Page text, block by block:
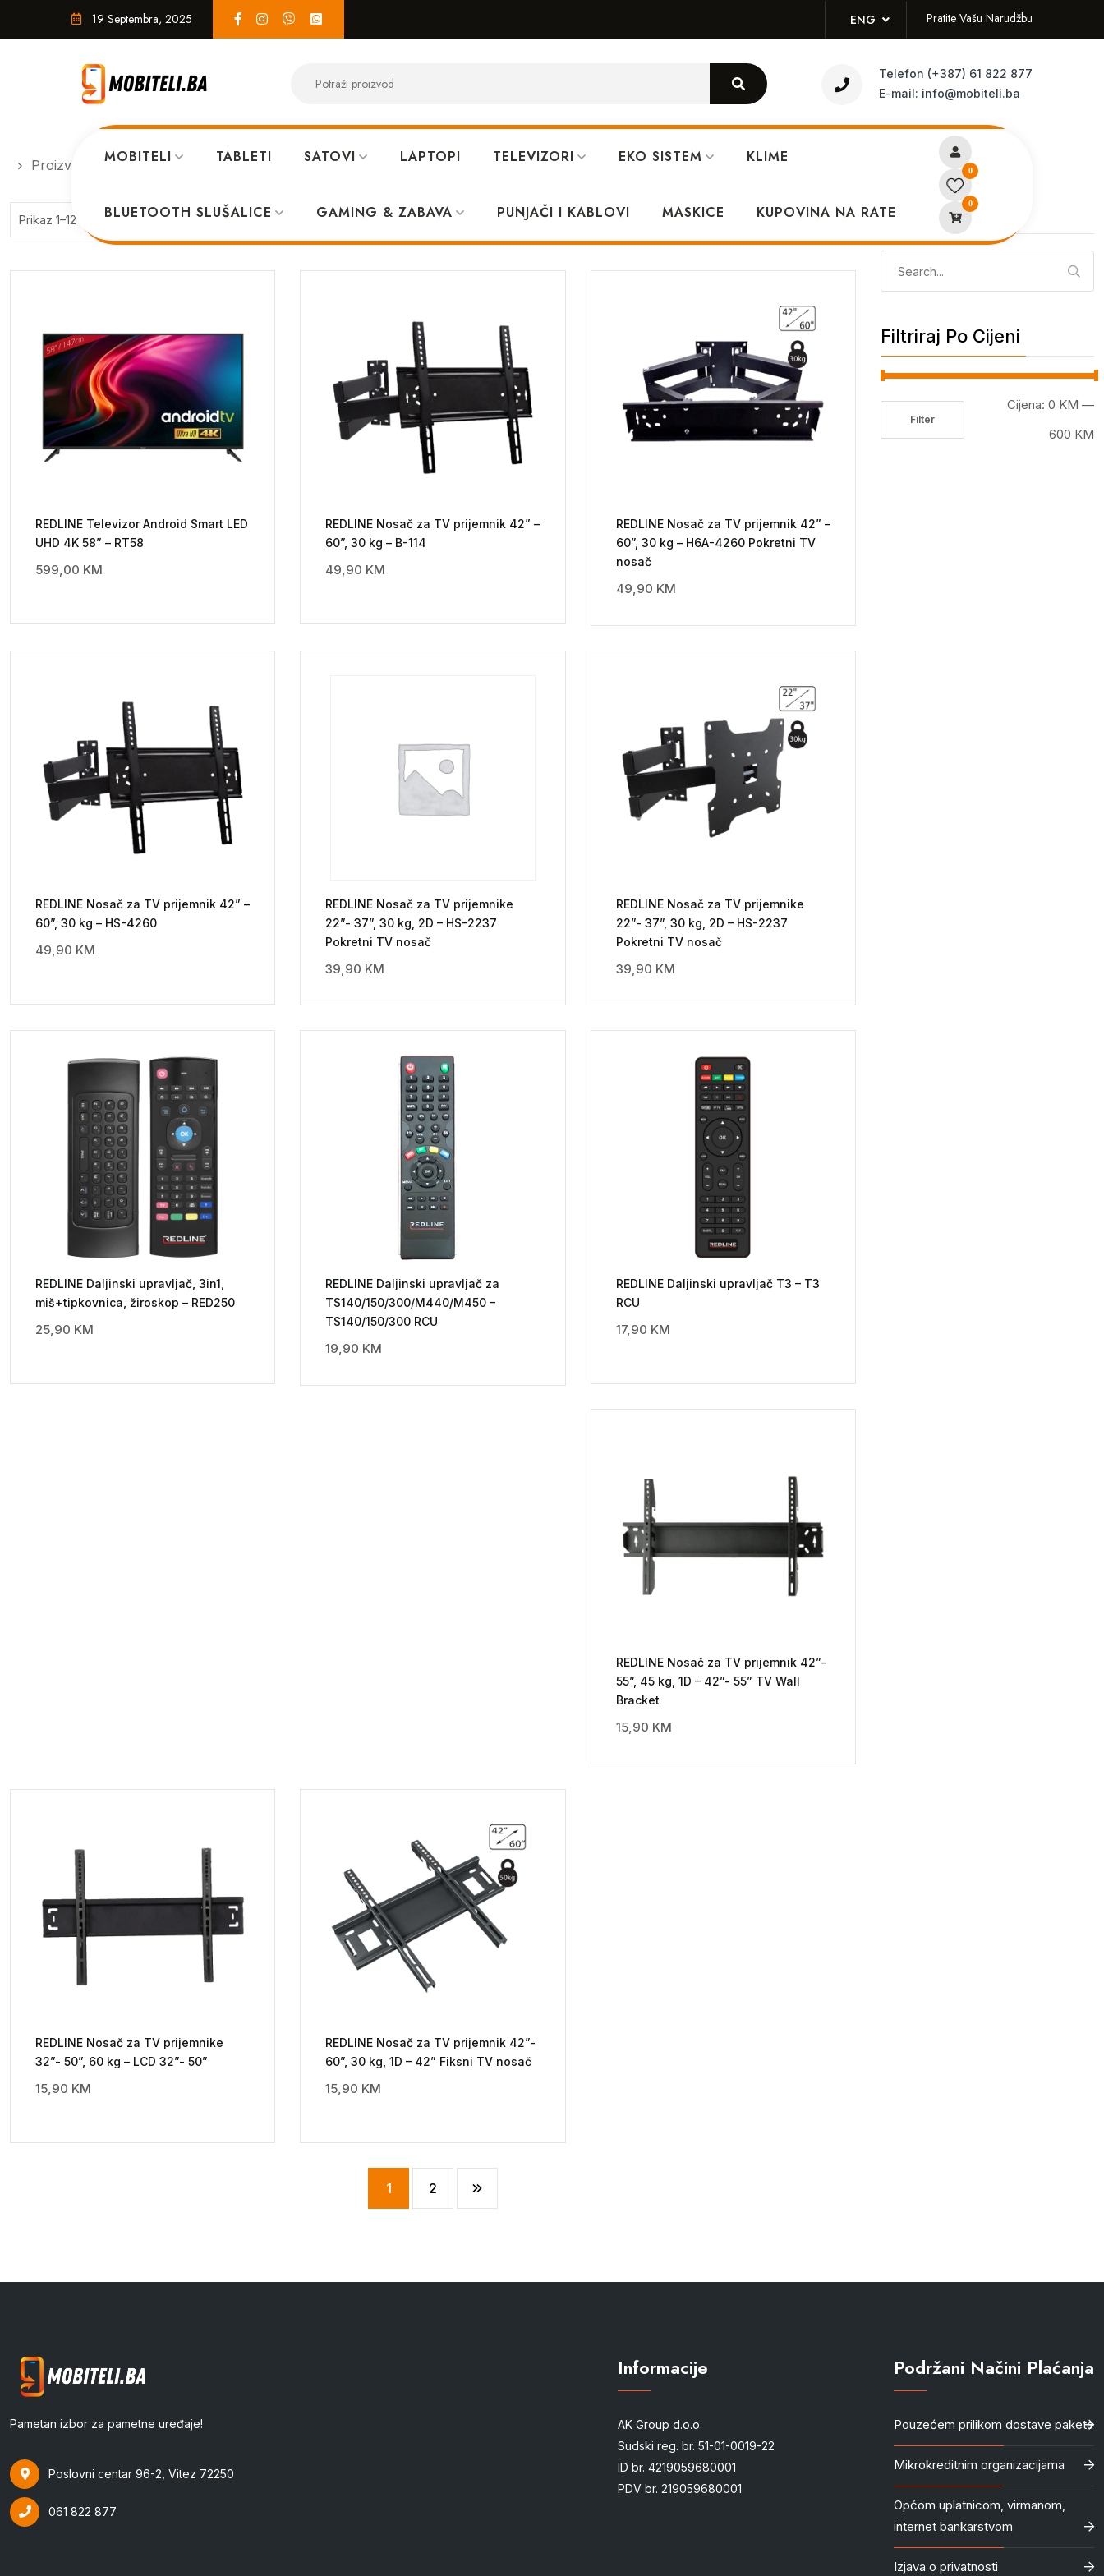
19 Septembra, 2025 ENG Pratite Vašu Narudžbu
Telefon (+387) 61 822 877
E-mail: info@mobiteli.ba
MOBITELI TABLETI SATOVI LAPTOPI TELEVIZORI EKO SISTEM KLIME
BLUETOOTH SLUŠALICE GAMING & ZABAVA PUNJAČI I KABLOVI MASKICE KUPOVINA NA RATE
0
0
Proizvodi REDLINE
Prikaz 1–12 od 14 rezultata Sorted
by
low
REDLINE Televizor Android Smart LED
UHD 4K 58” – RT58
599,00 KM
REDLINE Nosač za TV prijemnik 42” –
60”, 30 kg – B-114
49,90 KM
REDLINE Nosač za TV prijemnik 42” –
60”, 30 kg – H6A-4260 Pokretni TV
nosač
49,90 KM
REDLINE Nosač za TV prijemnik 42” –
60”, 30 kg – HS-4260
49,90 KM
REDLINE Nosač za TV prijemnike
22”- 37”, 30 kg, 2D – HS-2237
Pokretni TV nosač
39,90 KM
REDLINE Nosač za TV prijemnike
22”- 37”, 30 kg, 2D – HS-2237
Pokretni TV nosač
39,90 KM
REDLINE Daljinski upravljač, 3in1,
miš+tipkovnica, žiroskop – RED250
25,90 KM
REDLINE Daljinski upravljač za
TS140/150/300/M440/M450 –
TS140/150/300 RCU
19,90 KM
REDLINE Daljinski upravljač T3 – T3
RCU
17,90 KM
REDLINE Nosač za TV prijemnik 42”-
55”, 45 kg, 1D – 42”- 55” TV Wall
Bracket
15,90 KM
REDLINE Nosač za TV prijemnike
32”- 50”, 60 kg – LCD 32”- 50”
15,90 KM
REDLINE Nosač za TV prijemnik 42”-
60”, 30 kg, 1D – 42” Fiksni TV nosač
15,90 KM
1 2
Pretraži
Filtriraj Po Cijeni
Filter
Cijena: 0 KM —
600 KM
Pametan izbor za pametne uređaje!
Poslovni centar 96-2, Vitez 72250
061 822 877
Informacije
AK Group d.o.o.
Sudski reg. br. 51-01-0019-22
ID br. 4219059680001
PDV br. 219059680001
Podržani Načini Plaćanja
Pouzećem prilikom dostave paketa
Mikrokreditnim organizacijama
Općom uplatnicom, virmanom,
internet bankarstvom
Izjava o privatnosti